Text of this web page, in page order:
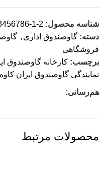
شناسه محصول: 1-2
دسته: گاوصندوق اداری ,
فروشگاهی
برچسب: کارخانه گاوصندوق
نمایندگی گاوصندوق ایران کاوه
هم‌رسانی:
محصولات مرتبط